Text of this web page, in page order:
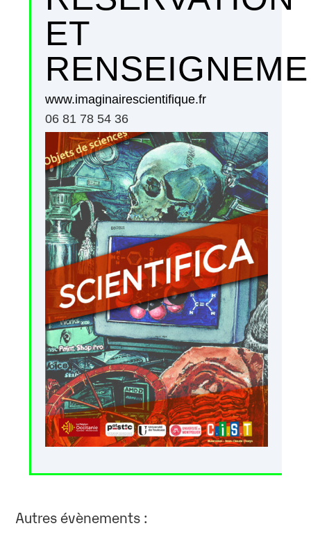
ET
www.imaginairescientifique.fr
06 81 78 54 36
Autres évènements :